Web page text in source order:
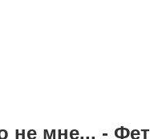
не мне... - Фет